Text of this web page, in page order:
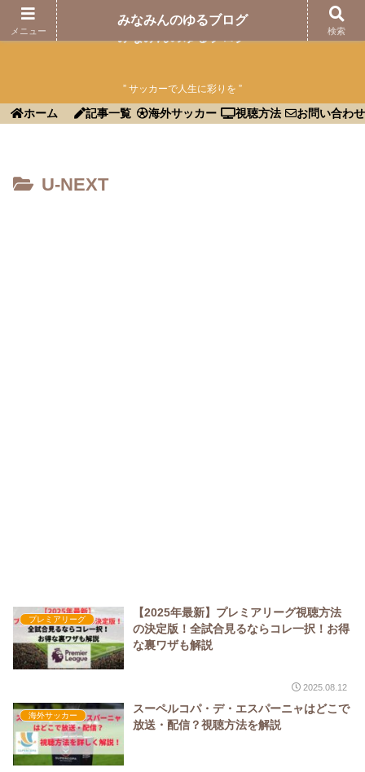
” サッカーで人生に彩りを ”
ホーム 記事一覧 海外サッカー 視聴方法 お問い合わせ
U-NEXT
プレミアリーグ
【2025年最新】プレミアリーグ視聴方法
の決定版！全試合見るならコレ一択！お得
な裏ワザも解説
2025.08.12
海外サッカー
スーペルコパ・デ・エスパーニャはどこで
放送・配信？視聴方法を解説
メニュー
みなみんのゆるブログ
検索